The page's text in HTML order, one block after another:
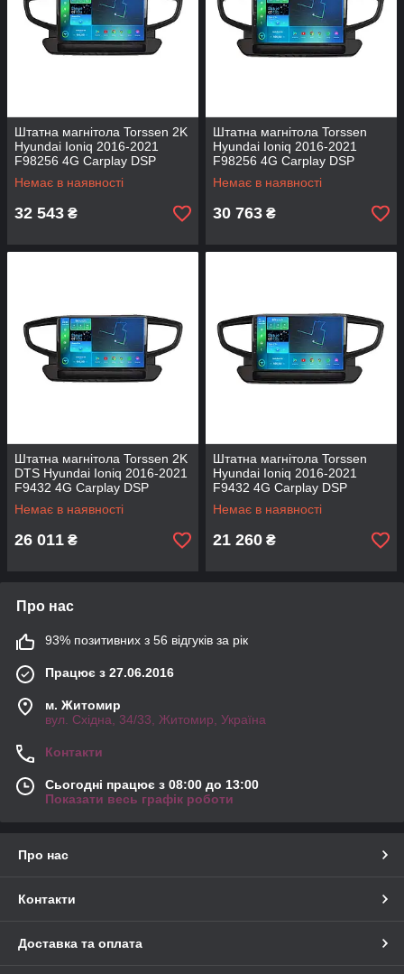
Штатна магнітола Torssen 2K
Hyundai Ioniq 2016-2021
F98256 4G Carplay DSP
Немає в наявності
32 543 ₴
Штатна магнітола Torssen
Hyundai Ioniq 2016-2021
F98256 4G Carplay DSP
Немає в наявності
30 763 ₴
Штатна магнітола Torssen 2K
DTS Hyundai Ioniq 2016-2021
F9432 4G Carplay DSP
Немає в наявності
26 011 ₴
Штатна магнітола Torssen
Hyundai Ioniq 2016-2021
F9432 4G Carplay DSP
Немає в наявності
21 260 ₴
Про нас
93% позитивних з 56 відгуків за рік
Працює з 27.06.2016
м. Житомир
вул. Східна, 34/33, Житомир, Україна
Контакти
Сьогодні працює з 08:00 до 13:00
Показати весь графік роботи
Про нас
Контакти
Доставка та оплата